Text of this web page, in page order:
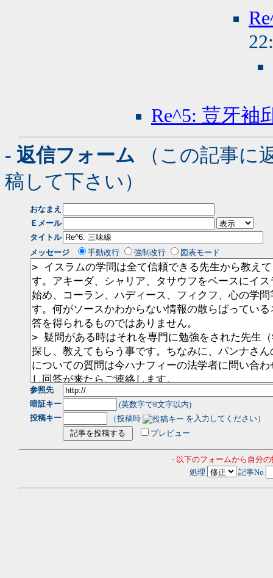
Re^5: 荳牙袖
- 返信フォーム （この記事に
稿して下さい）
おなまえ
Ｅメール
タイトル
メッセージ
手動改行 強制改行 図表モード
参照先
暗証キー
(英数字で8文字以内)
投稿キー
（投稿時
を入力してください）
プレビュー
- 以下のフォームから自分
処理
記事No